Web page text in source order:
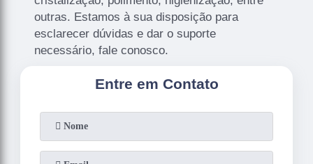
outras. Estamos à sua disposição para
esclarecer dúvidas e dar o suporte
necessário, fale conosco.
Entre em Contato